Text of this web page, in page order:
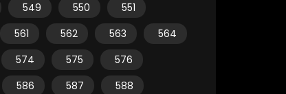
549 550
551
561 562 563
564
574 575
576
586 587
588